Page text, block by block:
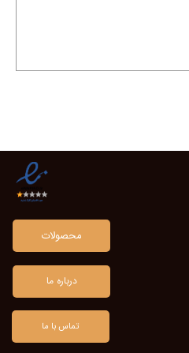
محصولات
درباره ما
تماس با ما